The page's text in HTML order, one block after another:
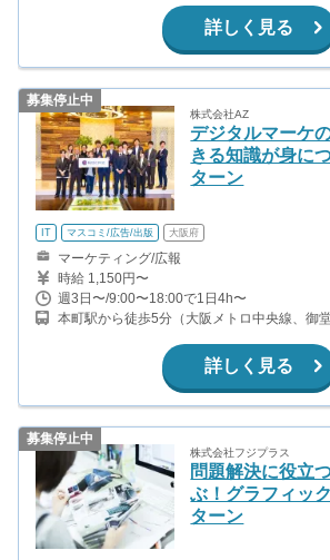
（中央線、堺筋線） 淀屋橋駅から徒歩11分
詳しく見る
募集停止中
株式会社AZ
デジタルマーケ
きる知識が身に
ターン
IT マスコミ/広告/出版 大阪府
マーケティング/広報
時給 1,150円〜
週3日〜/9:00〜18:00で1日4h〜
本町駅から徒歩5分（大阪メトロ中央線、御
歩10分（大阪メトロ堺筋線、京阪本線）
詳しく見る
募集停止中
株式会社フジプラス
問題解決に役立
ぶ！グラフィッ
ターン